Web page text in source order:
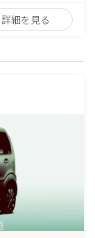
詳細を見る